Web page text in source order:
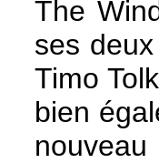
The
ses
Timo
bien